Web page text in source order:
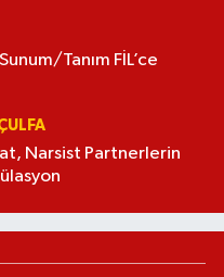
Tanım FİL’ce
Narsist Partnerlerin